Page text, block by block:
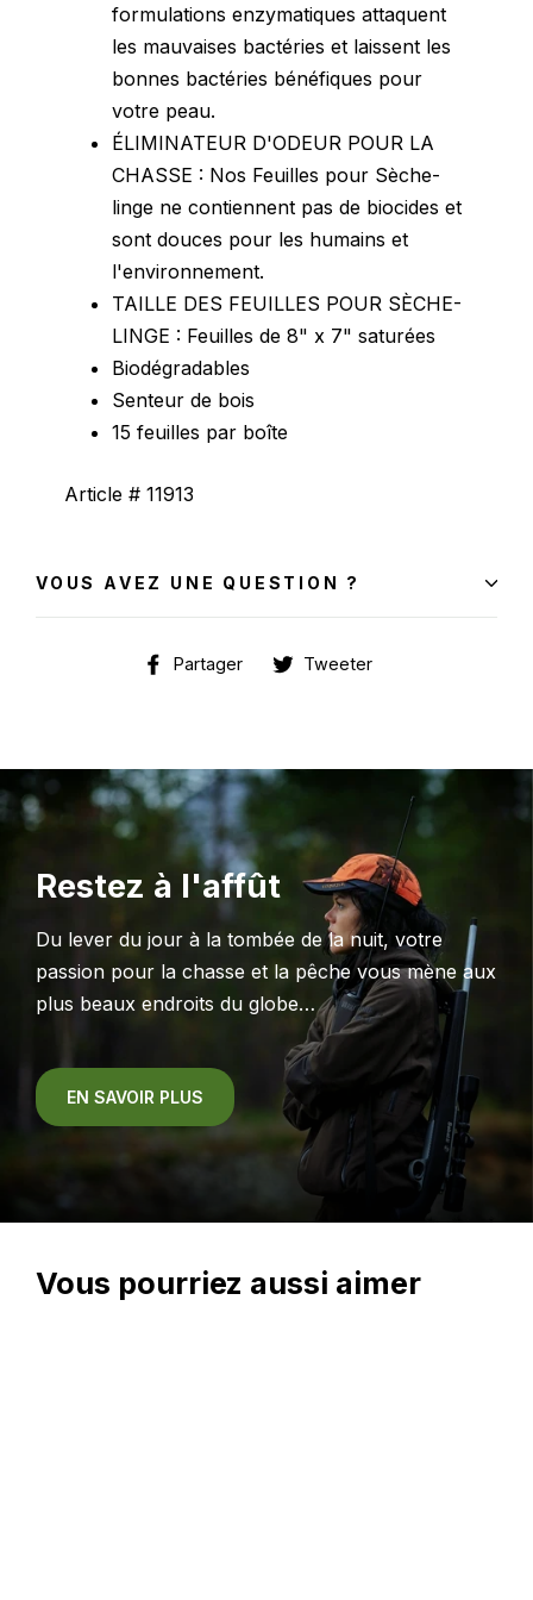
formulations enzymatiques attaquent
les mauvaises bactéries et laissent les
bonnes bactéries bénéfiques pour
votre peau.
ÉLIMINATEUR D'ODEUR POUR LA
CHASSE : Nos Feuilles pour Sèche-
linge ne contiennent pas de biocides et
sont douces pour les humains et
l'environnement.
TAILLE DES FEUILLES POUR SÈCHE-
LINGE : Feuilles de 8" x 7" saturées
Biodégradables
Senteur de bois
15 feuilles par boîte
Article # 11913
VOUS AVEZ UNE QUESTION ?
Partager
PartagerTweeter
Restez à l'affût
Du lever du jour à la tombée de la nuit, votre
passion pour la chasse et la pêche vous mène aux
plus beaux endroits du globe…
EN SAVOIR PLUS
Vous pourriez aussi aimer